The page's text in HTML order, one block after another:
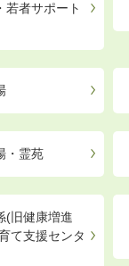
若者サポート
・霊苑
(旧健康増進
て支援センタ